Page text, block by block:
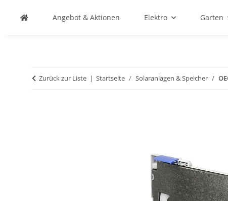
Angebot & Aktionen Elektro Garten
Zurück zur Liste Startseite Solaranlagen & Speicher